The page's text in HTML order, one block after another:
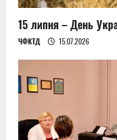
15 липня – День
ЧФКТД 15.07.2026